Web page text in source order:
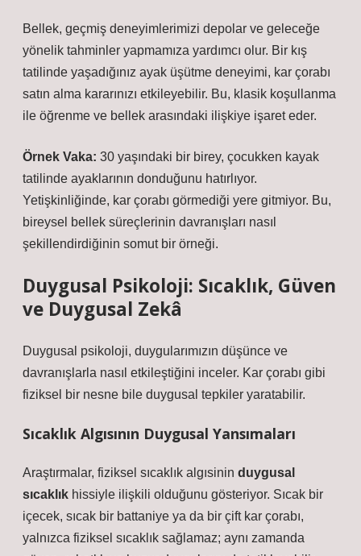
Bellek, geçmiş deneyimlerimizi depolar ve geleceğe
yönelik tahminler yapmamıza yardımcı olur. Bir kış
tatilinde yaşadığınız ayak üşütme deneyimi, kar çorabı
satın alma kararınızı etkileyebilir. Bu, klasik koşullanma
ile öğrenme ve bellek arasındaki ilişkiye işaret eder.
Örnek Vaka: 30 yaşındaki bir birey, çocukken kayak
tatilinde ayaklarının donduğunu hatırlıyor.
Yetişkinliğinde, kar çorabı görmediği yere gitmiyor. Bu,
bireysel bellek süreçlerinin davranışları nasıl
şekillendirdiğinin somut bir örneği.
Duygusal Psikoloji: Sıcaklık, Güven
ve Duygusal Zekâ
Duygusal psikoloji, duygularımızın düşünce ve
davranışlarla nasıl etkileştiğini inceler. Kar çorabı gibi
fiziksel bir nesne bile duygusal tepkiler yaratabilir.
Sıcaklık Algısının Duygusal Yansımaları
Araştırmalar, fiziksel sıcaklık algısinin duygusal
sıcaklık hissiyle ilişkili olduğunu gösteriyor. Sıcak bir
içecek, sıcak bir battaniye ya da bir çift kar çorabı,
yalnızca fiziksel sıcaklık sağlamaz; aynı zamanda